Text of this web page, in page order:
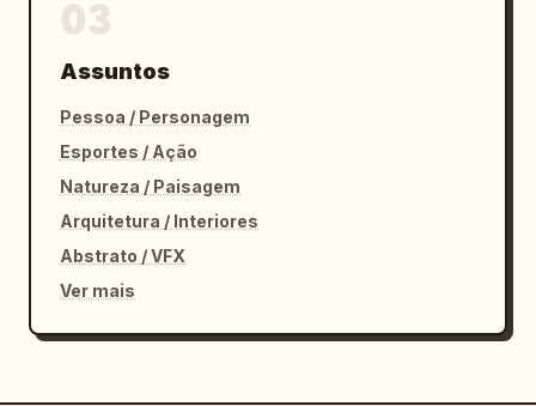
Assuntos
Pessoa / Personagem
Esportes / Ação
Natureza / Paisagem
Arquitetura / Interiores
Abstrato / VFX
Ver mais